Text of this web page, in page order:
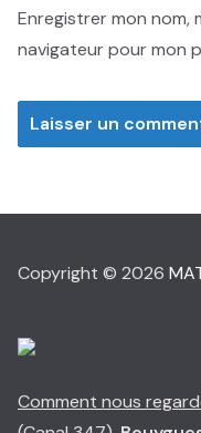
Enregistrer mon nom,
navigateur pour mon
Copyright © 2026
Comment nous